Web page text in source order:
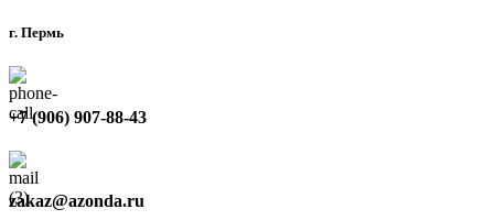
г. Пермь
+7 (906) 907-88-43
zakaz@azonda.ru